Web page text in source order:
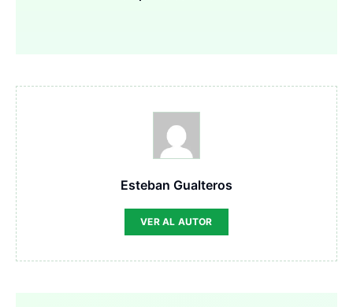
Esteban Gualteros
VER AL AUTOR